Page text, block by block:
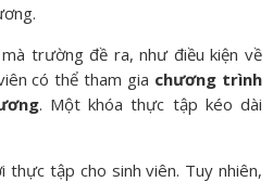
trường đề ra, như điều kiện về
có thể tham gia chương trình
. Một khóa thực tập kéo dài
thực tập cho sinh viên. Tuy nhiên,